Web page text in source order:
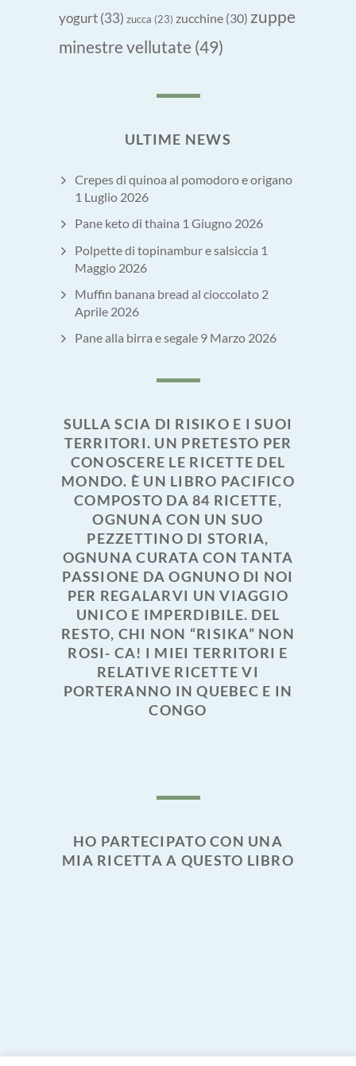
yogurt(33) zucca (23) zucchine (30) zuppe
minestre vellutate (49)
ULTIME NEWS
Crepes di quinoa al pomodoro e origano
1 Luglio 2026
Pane keto di thaina 1 Giugno 2026
Polpette di topinambur e salsiccia 1
Maggio 2026
Muffin banana bread al cioccolato 2
Aprile 2026
Pane alla birra e segale 9 Marzo 2026
SULLA SCIA DI RISIKO E I SUOI
TERRITORI. UN PRETESTO PER
CONOSCERE LE RICETTE DEL
MONDO. È UN LIBRO PACIFICO
COMPOSTO DA 84 RICETTE,
OGNUNA CON UN SUO
PEZZETTINO DI STORIA,
OGNUNA CURATA CON TANTA
PASSIONE DA OGNUNO DI NOI
PER REGALARVI UN VIAGGIO
UNICO E IMPERDIBILE. DEL
RESTO, CHI NON “RISIKA” NON
ROSI- CA! I MIEI TERRITORI E
RELATIVE RICETTE VI
PORTERANNO IN QUEBEC E IN
CONGO
HO PARTECIPATO CON UNA
MIA RICETTA A QUESTO LIBRO